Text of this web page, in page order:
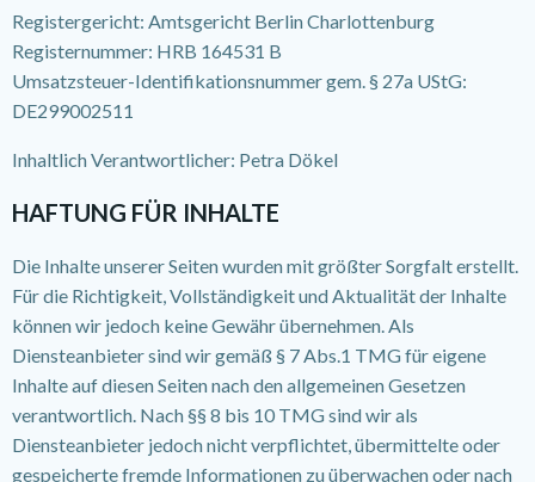
Registergericht: Amtsgericht Berlin Charlottenburg
Registernummer: HRB 164531 B
Umsatzsteuer-Identifikationsnummer gem. § 27a UStG:
DE299002511
Inhaltlich Verantwortlicher: Petra Dökel
HAFTUNG FÜR INHALTE
Die Inhalte unserer Seiten wurden mit größter Sorgfalt erstellt.
Für die Richtigkeit, Vollständigkeit und Aktualität der Inhalte
können wir jedoch keine Gewähr übernehmen. Als
Diensteanbieter sind wir gemäß § 7 Abs.1 TMG für eigene
Inhalte auf diesen Seiten nach den allgemeinen Gesetzen
verantwortlich. Nach §§ 8 bis 10 TMG sind wir als
Diensteanbieter jedoch nicht verpflichtet, übermittelte oder
gespeicherte fremde Informationen zu überwachen oder nach